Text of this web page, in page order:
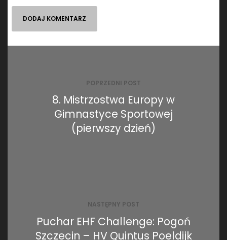
POPRZEDNI POST
8. Mistrzostwa Europy w
Gimnastyce Sportowej
(pierwszy dzień)
NASTĘPNY POST
Puchar EHF Challenge: Pogoń
Szczecin – HV Quintus Poeldijk